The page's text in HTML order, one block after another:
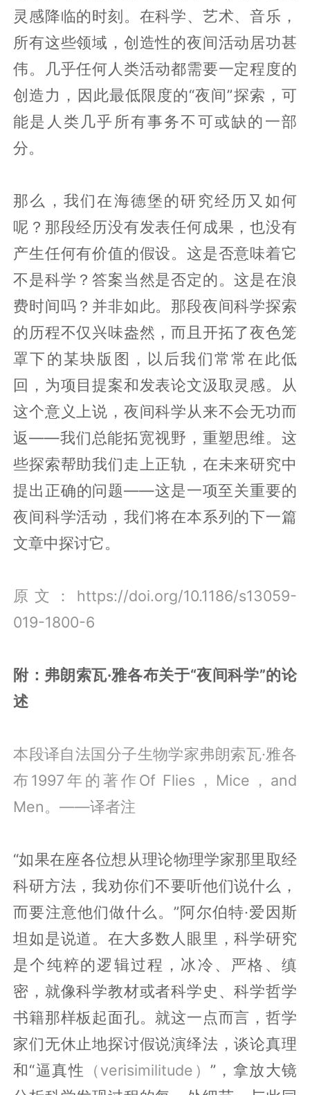
灵感降临的时刻。在科学、艺术、音乐，
所有这些领域，创造性的夜间活动居功甚
伟。几乎任何人类活动都需要一定程度的
创造力，因此最低限度的“夜间”探索，可
能是人类几乎所有事务不可或缺的一部
分。
那么，我们在海德堡的研究经历又如何
呢？那段经历没有发表任何成果，也没有
产生任何有价值的假设。这是否意味着它
不是科学？答案当然是否定的。这是在浪
费时间吗？并非如此。那段夜间科学探索
的历程不仅兴味盎然，而且开拓了夜色笼
罩下的某块版图，以后我们常常在此低
回，为项目提案和发表论文汲取灵感。从
这个意义上说，夜间科学从来不会无功而
返——我们总能拓宽视野，重塑思维。这
些探索帮助我们走上正轨，在未来研究中
提出正确的问题——这是一项至关重要的
夜间科学活动，我们将在本系列的下一篇
文章中探讨它。
原文：https://doi.org/10.1186/s13059-
019-1800-6
附：弗朗索瓦·雅各布关于“夜间科学”的论
述
本段译自法国分子生物学家弗朗索瓦·雅各
布1997年的著作Of Flies，Mice，and
Men。——译者注
“如果在座各位想从理论物理学家那里取经
科研方法，我劝你们不要听他们说什么，
而要注意他们做什么。”阿尔伯特·爱因斯
坦如是说道。在大多数人眼里，科学研究
是个纯粹的逻辑过程，冰冷、严格、缜
密，就像科学教材或者科学史、科学哲学
书籍那样板起面孔。就这一点而言，哲学
家们无休止地探讨假说演绎法，谈论真理
和“逼真性 （verisimilitude）”，拿放大镜